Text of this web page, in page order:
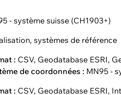
- système suisse (CH1903+)
systèmes de référence
: CSV, Geodatabase ESRI,
de coordonnées : MN95 -
: CSV, Geodatabase ESRI,